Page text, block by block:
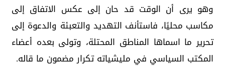
وهو يرى أن الوقت قد حان إلى عكس الاتفاق إلى
مكاسب محليًا، فاستأنف التهديد والتعبئة والدعوة إلى
تحرير ما اسماها المناطق المحتلة، وتولى بعده أعضاء
المكتب السياسي في مليشياته تكرار مضمون ما قاله.